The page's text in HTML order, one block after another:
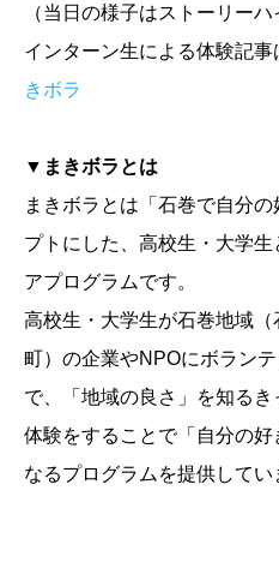
（当日の様子はストーリー
インターン生による体験記
きボラ
▼まきボラとは
まきボラとは「石巻で自分
プトにした、高校生・大学
アプログラムです。
高校生・大学生が石巻地域（
町）の企業やNPOにボラン
で、「地域の良さ」を知る
体験をすることで「自分の
なるプログラムを提供してい